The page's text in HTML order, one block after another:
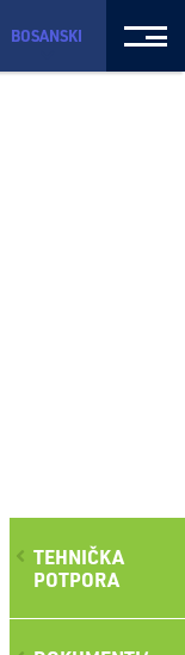
TEHNIČKA
POTPORA
BOSANSKI